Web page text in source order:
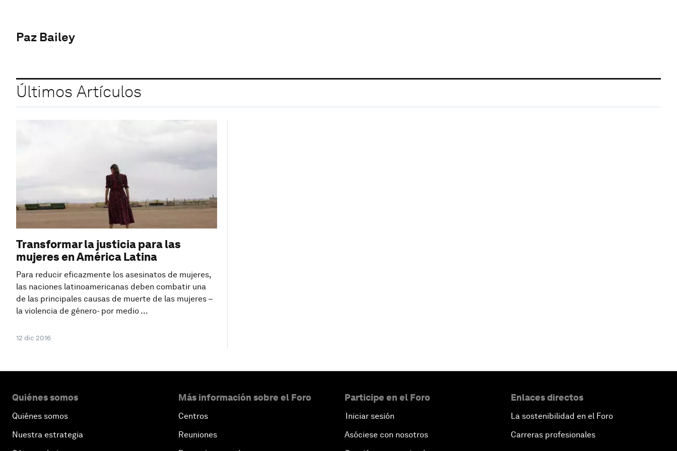
Paz Bailey
Últimos Artículos
Transformar la justicia para las
mujeres en América Latina
Para reducir eficazmente los asesinatos de mujeres,
las naciones latinoamericanas deben combatir una
de las principales causas de muerte de las mujeres –
la violencia de género- por medio ...
12 dic 2016
Quiénes somos
Quiénes somos
Nuestra estrategia
Más información sobre el Foro
Centros
Reuniones
Participe en el Foro
Iniciar sesión
Asóciese con nosotros
Enlaces directos
La sostenibilidad en el Foro
Carreras profesionales